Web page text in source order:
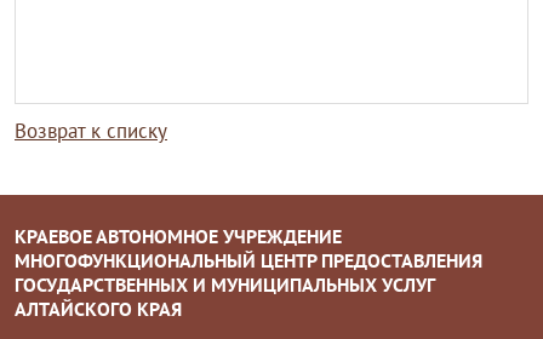
Возврат к списку
КРАЕВОЕ АВТОНОМНОЕ УЧРЕЖДЕНИЕ
МНОГОФУНКЦИОНАЛЬНЫЙ ЦЕНТР ПРЕДОСТАВЛЕНИЯ
ГОСУДАРСТВЕННЫХ И МУНИЦИПАЛЬНЫХ УСЛУГ
АЛТАЙСКОГО КРАЯ